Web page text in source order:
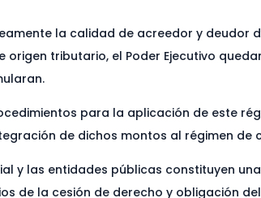
la calidad de acreedor y deudor
origen tributario, el Poder Ejecutivo
para la aplicación de este
de dichos montos al régimen
y las entidades públicas constituyen
de la cesión de derecho y obligación